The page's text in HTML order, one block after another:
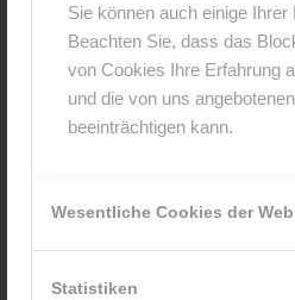
Sie können auch einige Ihrer
Beachten Sie, dass das
von Cookies Ihre Erfahrung
und die von uns
beeinträchtigen kann.
Wesentliche Cookies der
Statistiken
Hinterlasse einen
An der Diskussion beteiligen?